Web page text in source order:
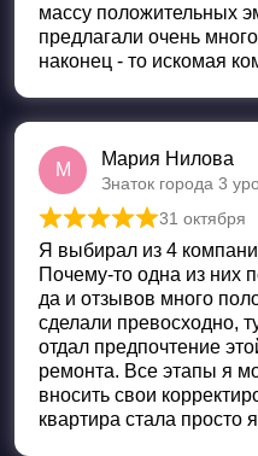
массу положительных
предлагали очень
наконец - то искомая
М
Мария Нилова
Знаток города 3
Оценка5 из 5
31 октября
Я выбирал из 4
Почему-то одна из них
да и отзывов много
сделали превосходно,
отдал предпочтение
ремонта. Все этапы я
вносить свои
квартира стала просто